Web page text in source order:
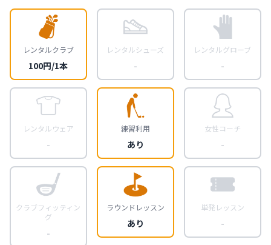
レンタルクラブ
100円/1本
レンタルシューズ
-
レンタルグローブ
-
レンタルウェア
-
練習利用
あり
女性コーチ
-
クラブフィッティン
グ
-
ラウンドレッスン
あり
単発レッスン
-